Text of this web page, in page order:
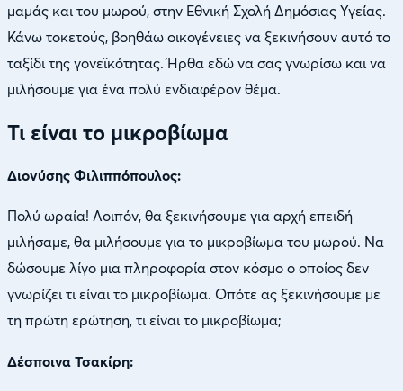
μαμάς και του μωρού, στην Εθνική Σχολή Δημόσιας Υγείας.
Κάνω τοκετούς, βοηθάω οικογένειες να ξεκινήσουν αυτό το
ταξίδι της γονεϊκότητας. Ήρθα εδώ να σας γνωρίσω και να
μιλήσουμε για ένα πολύ ενδιαφέρον θέμα.
Τι είναι το μικροβίωμα
Διονύσης Φιλιππόπουλος:
Πολύ ωραία! Λοιπόν, θα ξεκινήσουμε για αρχή επειδή
μιλήσαμε, θα μιλήσουμε για το μικροβίωμα του μωρού. Να
δώσουμε λίγο μια πληροφορία στον κόσμο ο οποίος δεν
γνωρίζει τι είναι το μικροβίωμα. Οπότε ας ξεκινήσουμε με
τη πρώτη ερώτηση, τι είναι το μικροβίωμα;
Δέσποινα Τσακίρη: